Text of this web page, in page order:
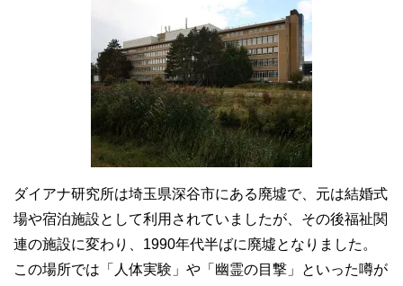
ダイアナ研究所は埼玉県深谷市にある廃墟で、元は結婚式
場や宿泊施設として利用されていましたが、その後福祉関
連の施設に変わり、1990年代半ばに廃墟となりました。
この場所では「人体実験」や「幽霊の目撃」といった噂が